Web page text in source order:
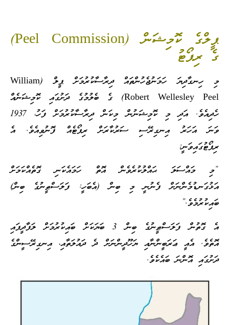
ޕީލްގެ ކޮމިޝަން (Peel Commission)
ގެ ރިޕޯޓު
މި ހިނގާދިޔަ ހަމަނުޖެހުންތައް ދިރާސާކުރުމަށް ޕީލް (William
Robert Wellesley Peel) ގެ ބެލުމުގެ ދަށުގައި ކޮމިޝަނެއް
ހެދިއެވެ. އަދި މި ކޮމިޝަނުން މިކަން ދިރާސާކުރުމަށް ފަހު، 1937
ވަނަ އަހަރު އިނގިރޭސި ސަރުކާރަށް ރިޕޯޓެއް ފޮނުވިއެވެ. އެ
ރިޕޯޓުގައިވަނީ:
“މި މައްސަލަ ޙައްލުކުރެވެން އޮތް ހަމައެކަނި ގޮތެއްކަމަށް
އަޅުގަނޑުމެންނަށް ފެނުނީ މި ބިން (އެބަހީ: ފަލަސްޠީނުގެ ބިން)
ބައިކުރުމެވެ.”
އެ ގޮތުން ފަލަސްޠީނުގެ ބިން 3 ބަޔަކަށް ބައިކުރުމަށް ލަފާދީފައި
އޮތެވެ. އެއީ ޢަރަބީންނާއި ޔަހޫދީންނަށް ދެ ދައުލަތާއި، އިނގިރޭސީންގެ
ދަށުގައި އޮންނަ ބައެކެވެ.